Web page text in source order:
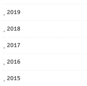
2019
2018
2017
2016
2015